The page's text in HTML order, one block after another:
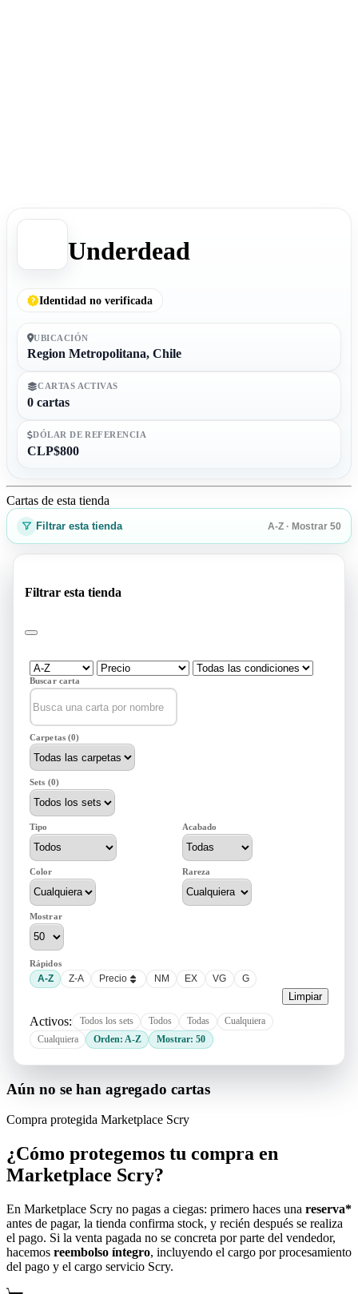
Underdead
Identidad no verificada
UBICACIÓN
Region Metropolitana, Chile
CARTAS ACTIVAS
0 cartas
DÓLAR DE REFERENCIA
CLP$800
Cartas de esta tienda
Filtrar esta tienda A-Z · Mostrar 50
Filtrar esta tienda
Buscar carta
Carpetas (0)
Sets (0)
Tipo Acabado
Color Rareza
Mostrar
Rápidos
A-Z Z-A Precio NM EX VG G
Limpiar
Activos: Todos los sets Todos Todas
Cualquiera
Cualquiera
Orden: A-Z Mostrar: 50
Aún no se han agregado cartas
Compra protegida Marketplace Scry
¿Cómo protegemos tu compra en
Marketplace Scry?
En Marketplace Scry no pagas a ciegas: primero haces una reserva*
antes de pagar, la tienda confirma stock, y recién después se realiza
el pago. Si la venta pagada no se concreta por parte del vendedor,
hacemos reembolso íntegro, incluyendo el cargo por procesamiento
del pago y el cargo servicio Scry.